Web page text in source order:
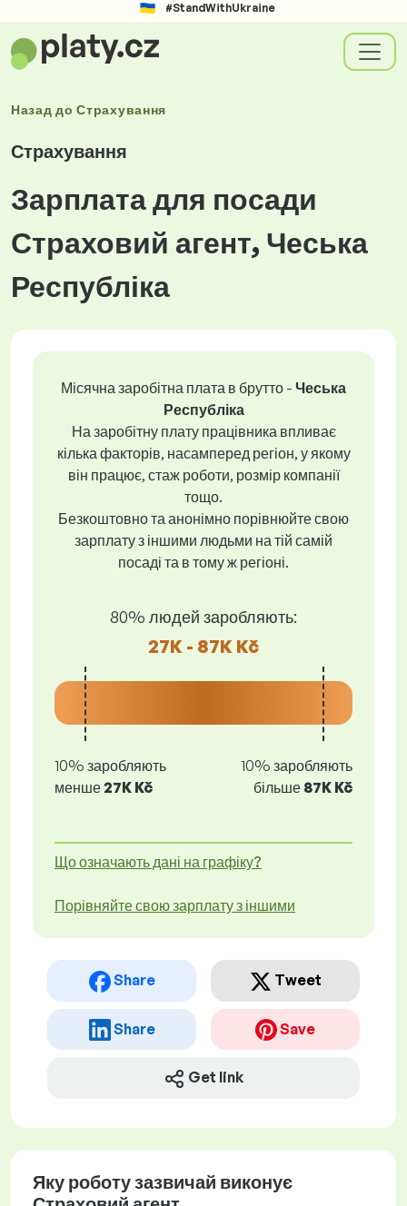
#StandWithUkraine
Назад доСтрахування
Страхування
Зарплата для посади
Страховий агент, Чеська
Республіка
Місячна заробітна плата в брутто - Чеська
Республіка
На заробітну плату працівника впливає
кілька факторів, насамперед регіон, у якому
він працює, стаж роботи, розмір компанії
тощо.
Безкоштовно та анонімно порівнюйте свою
зарплату з іншими людьми на тій самій
посаді та в тому ж регіоні.
80% людей заробляють:
27K - 87K Kč
10% заробляють
менше27K Kč
10% заробляють
більше 87K Kč
Що означають дані на графіку?
Порівняйте свою зарплату з іншими
Share Tweet
Share Save
Get link
Яку роботу зазвичай виконує